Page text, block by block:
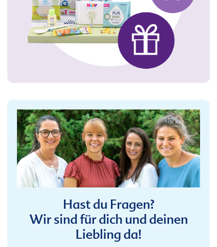
Hast du Fragen?
Wir sind für dich und deinen
Liebling da!